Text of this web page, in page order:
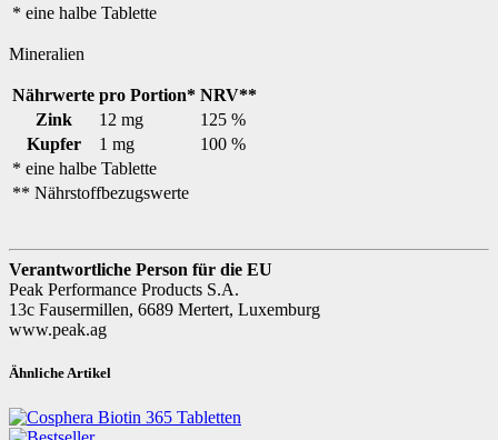
* eine halbe Tablette
Mineralien
Nährwerte pro Portion* NRV**
Zink
12 mg
125 %
Kupfer
1 mg
100 %
* eine halbe Tablette
** Nährstoffbezugswerte
Verantwortliche Person für die EU
Peak Performance Products S.A.
13c Fausermillen, 6689 Mertert, Luxemburg
www.peak.ag
Ähnliche Artikel